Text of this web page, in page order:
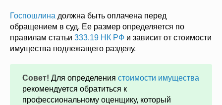
Госпошлина должна быть оплачена перед
обращением в суд. Ее размер определяется по
правилам статьи 333.19 НК РФ и зависит от стоимости
имущества подлежащего разделу.
Совет! Для определения стоимости имущества
рекомендуется обратиться к
профессиональному оценщику, который